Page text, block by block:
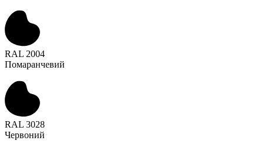
RAL 2004
Помаранчевий
RAL 3028
Червоний